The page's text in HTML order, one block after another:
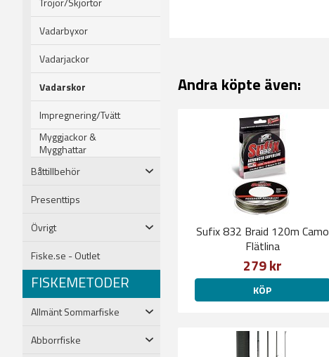
Vadarbyxor
Vadarjackor
Vadarskor
Impregnering/Tvätt
Myggjackor &
Mygghattar
Båttillbehör
Presenttips
Övrigt
Fiske.se - Outlet
FISKEMETODER
Allmänt Sommarfiske
Abborrfiske
Andra köpte även:
Sufix 832 Braid 120m Camo
Flätlina
279 kr
KÖP